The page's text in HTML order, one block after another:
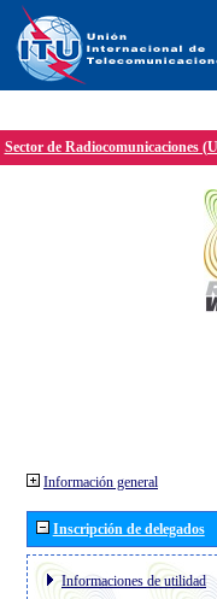
Sector de Radiocomunicaciones
Información general
Inscripción de delegados
Informaciones de utilidad